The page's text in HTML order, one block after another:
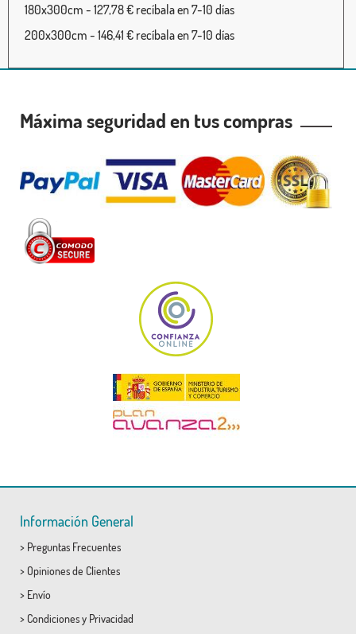
180x300cm - 127,78 € recíbala en 7-10 días
200x300cm - 146,41 € recíbala en 7-10 días
Máxima seguridad en tus compras
Información General
> Preguntas Frecuentes
> Opiniones de Clientes
> Envío
> Condicionesy Privacidad